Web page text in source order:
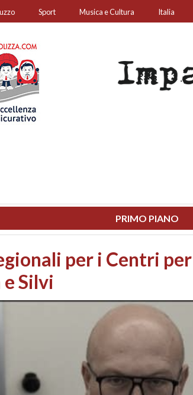
Sport Musica e Cultura Italia
PRIMO PIANO
sequestrato un
contestati abusi